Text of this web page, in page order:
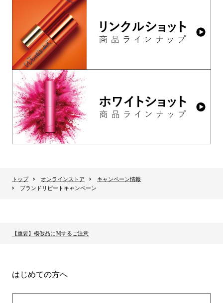
トップ オンラインストア
キャンペーン情報
ブランドリピートキャンペーン
【重要】模倣品に関するご注意
はじめての方へ